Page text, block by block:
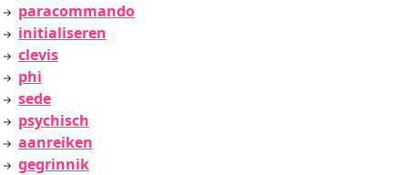
paracommando
initialiseren
clevis
phi
sede
psychisch
aanreiken
gegrinnik